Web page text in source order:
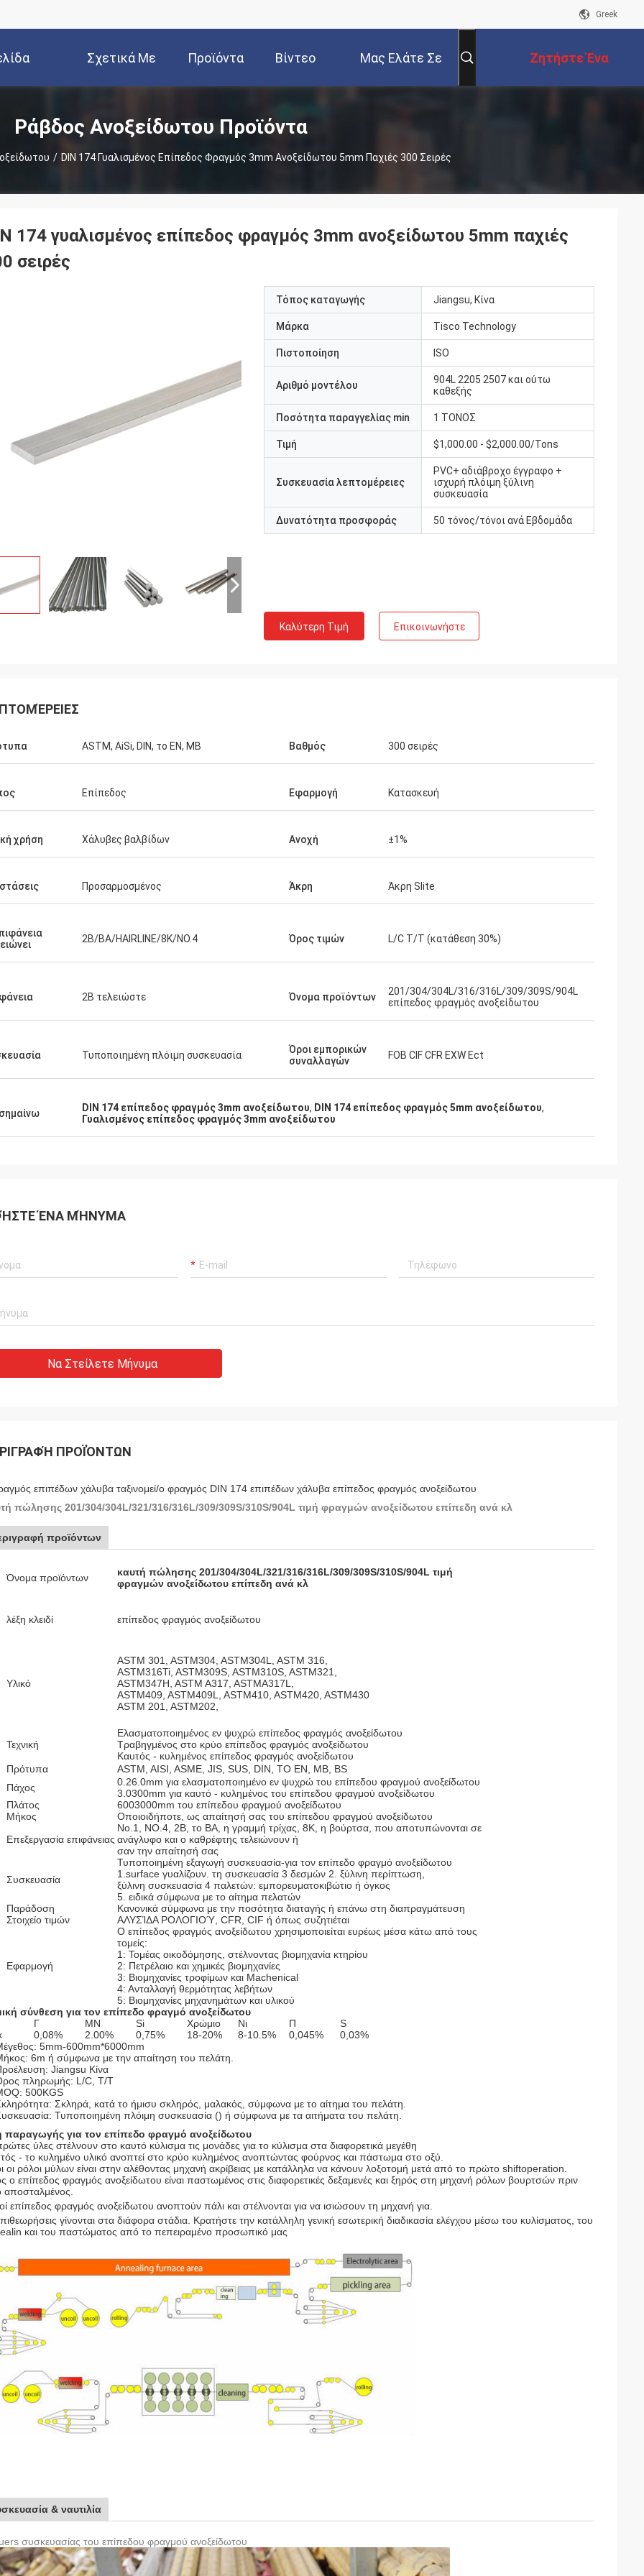
Greek
Σχετικά Με
Εμάς
Προϊόντα Βίντεο Μας Ελάτε Σε Ζητήστε Ένα
Απόσπασμα
Ράβδος Ανοξείδωτου Προϊόντα
/ DIN 174 Γυαλισμένος Επίπεδος Φραγμός 3mm Ανοξείδωτου 5mm Παχιές 300 Σειρές
of the pipes is very good, very
pipes!
174 γυαλισμένος επίπεδος φραγμός 3mm ανοξείδωτου 5mm παχιές
σειρές
Τόπος καταγωγής Jiangsu, Κίνα
Μάρκα Tisco Technology
Πιστοποίηση ISO
Αριθμό μοντέλου
904L 2205 2507 και ούτω
καθεξής
Ποσότητα παραγγελίας min 1 ΤΟΝΟΣ
Τιμή $1,000.00 - $2,000.00/Tons
Συσκευασία λεπτομέρειες
PVC+ αδιάβροχο έγγραφο +
ισχυρή πλόιμη ξύλινη
συσκευασία
Δυνατότητα προσφοράς 50 τόνος/τόνοι ανά Εβδομάδα
Καλύτερη Τιμή Επικοινωνήστε
ASTM, AiSi, DIN, το EN, ΜΒ Βαθμός 300 σειρές
Επίπεδος Εφαρμογή Κατασκευή
χρήση Χάλυβες βαλβίδων Ανοχή ±1%
Προσαρμοσμένος Άκρη Άκρη Slite
2B/BA/HAIRLINE/8K/NO.4 Όρος τιμών L/C T/T (κατάθεση 30%)
2B τελειώστε Όνομα προϊόντων
201/304/304L/316/316L/309/309S/904L
επίπεδος φραγμός ανοξείδωτου
Τυποποιημένη πλόιμη συσκευασία
Όροι εμπορικών
συναλλαγών
FOB CIF CFR EXW Ect
DIN 174 επίπεδος φραγμός 3mm ανοξείδωτου, DIN 174 επίπεδος φραγμός 5mm ανοξείδωτου,
Γυαλισμένος επίπεδος φραγμός 3mm ανοξείδωτου
ΈΝΑ ΜΉΝΥΜΑ
Να Στείλετε Μήνυμα
ΠΡΟΪΌΝΤΩΝ
επιπέδων χάλυβα ταξινομεί/ο φραγμός DIN 174 επιπέδων χάλυβα επίπεδος φραγμός ανοξείδωτου
πώλησης 201/304/304L/321/316/316L/309/309S/310S/904L τιμή φραγμών ανοξείδωτου επίπεδη ανά κλ
προϊόντων
Όνομα προϊόντων
καυτή πώλησης 201/304/304L/321/316/316L/309/309S/310S/904L τιμή
φραγμών ανοξείδωτου επίπεδη ανά κλ
λέξη κλειδί επίπεδος φραγμός ανοξείδωτου
Υλικό
ASTM 301, ASTM304, ASTM304L, ASTM 316,
ASTM316Ti, ASTM309S, ASTM310S, ASTM321,
ASTM347H, ASTM A317, ASTMA317L,
ASTM409, ASTM409L, ASTM410, ASTM420, ASTM430
ASTM 201, ASTM202,
Τεχνική
Ελασματοποιημένος εν ψυχρώ επίπεδος φραγμός ανοξείδωτου
Τραβηγμένος στο κρύο επίπεδος φραγμός ανοξείδωτου
Καυτός - κυλημένος επίπεδος φραγμός ανοξείδωτου
Πρότυπα ASTM, AISI, ASME, JIS, SUS, DIN, ΤΟ EN, ΜΒ, BS
Πάχος
0.26.0mm για ελασματοποιημένο εν ψυχρώ του επίπεδου φραγμού ανοξείδωτου
3.0300mm για καυτό - κυλημένος του επίπεδου φραγμού ανοξείδωτου
Πλάτος
6003000mm του επίπεδου φραγμού ανοξείδωτου
Μήκος
Οποιοιδήποτε, ως απαίτησή σας του επίπεδου φραγμού ανοξείδωτου
Επεξεργασία επιφάνειας
No.1, NO.4, 2B, το BA, η γραμμή τρίχας, 8K, η βούρτσα, που αποτυπώνονται σε
ανάγλυφο και ο καθρέφτης τελειώνουν ή
σαν την απαίτησή σας
Συσκευασία
Τυποποιημένη εξαγωγή συσκευασία-για τον επίπεδο φραγμό ανοξείδωτου
1.surface γυαλίζουν. τη συσκευασία 3 δεσμών 2. ξύλινη περίπτωση,
ξύλινη συσκευασία 4 παλετών: εμπορευματοκιβώτιο ή όγκος
5. ειδικά σύμφωνα με το αίτημα πελατών
Παράδοση
Κανονικά σύμφωνα με την ποσότητα διαταγής ή επάνω στη διαπραγμάτευση
Στοιχείο τιμών ΑΛΥΣΊΔΑ ΡΟΛΟΓΙΟΎ, CFR, CIF ή όπως συζητιέται
Εφαρμογή
Ο επίπεδος φραγμός ανοξείδωτου χρησιμοποιείται ευρέως μέσα κάτω από τους
τομείς:
1: Τομέας οικοδόμησης, στέλνοντας βιομηχανία κτηρίου
2: Πετρέλαιο και χημικές βιομηχανίες
3: Βιομηχανίες τροφίμων και Machenical
4: Ανταλλαγή θερμότητας λεβήτων
5: Βιομηχανίες μηχανημάτων και υλικού
σύνθεση για τον επίπεδο φραγμό ανοξείδωτου
Γ
ΜΝ Si Χρώμιο Νι Π
S
0,08% 2.00% 0,75% 18-20% 8-10.5% 0,045%
0,03%
5mm-600mm*6000mm
6m ή σύμφωνα με την απαίτηση του πελάτη.
Jiangsu Κίνα
πληρωμής: L/C, T/T
500KGS
Σκληρά, κατά το ήμισυ σκληρός, μαλακός, σύμφωνα με το αίτημα του πελάτη.
Τυποποιημένη πλόιμη συσκευασία () ή σύμφωνα με τα αιτήματα του πελάτη.
παραγωγής για τον επίπεδο φραγμό ανοξείδωτου
ύλες στέλνουν στο καυτό κύλισμα τις μονάδες για το κύλισμα στα διαφορετικά μεγέθη
- το κυλημένο υλικό ανοπτεί στο κρύο κυλημένος ανοπτώντας φούρνος και πάστωμα στο οξύ.
οι ρόλοι μύλων είναι στην αλέθοντας μηχανή ακρίβειας με κατάλληλα να κάνουν λοξοτομή μετά από το πρώτο shiftoperation.
ο επίπεδος φραγμός ανοξείδωτου είναι παστωμένος στις διαφορετικές δεξαμενές και ξηρός στη μηχανή ρόλων βουρτσών πριν
επίπεδος φραγμός ανοξείδωτου ανοπτούν πάλι και στέλνονται για να ισιώσουν τη μηχανή για.
γίνονται στα διάφορα στάδια. Κρατήστε την κατάλληλη γενική εσωτερική διαδικασία ελέγχου μέσω του κυλίσματος, του
και του παστώματος από το πεπειραμένο προσωπικό μας
& ναυτιλία
συσκευασίας του επίπεδου φραγμού ανοξείδωτου